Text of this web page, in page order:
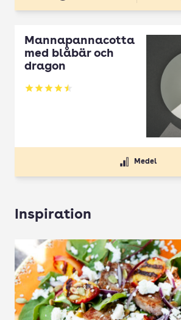
Mannapannacotta
med blåbär och
dragon
Betyg: 4.5 av 5
Medel
Inspiration